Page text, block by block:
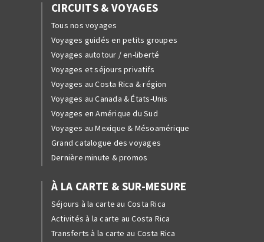
CIRCUITS & VOYAGES
Tous nos voyages
Voyages guidés en petits groupes
Voyages autotour / en-liberté
Voyages et séjours privatifs
Voyages au Costa Rica & région
Voyages au Canada & États-Unis
Voyages en Amérique du Sud
Voyages au Mexique & Mésoamérique
Grand catalogue des voyages
Dernière minute & promos
À LA CARTE & SUR-MESURE
Séjours à la carte au Costa Rica
Activités à la carte au Costa Rica
Transferts à la carte au Costa Rica